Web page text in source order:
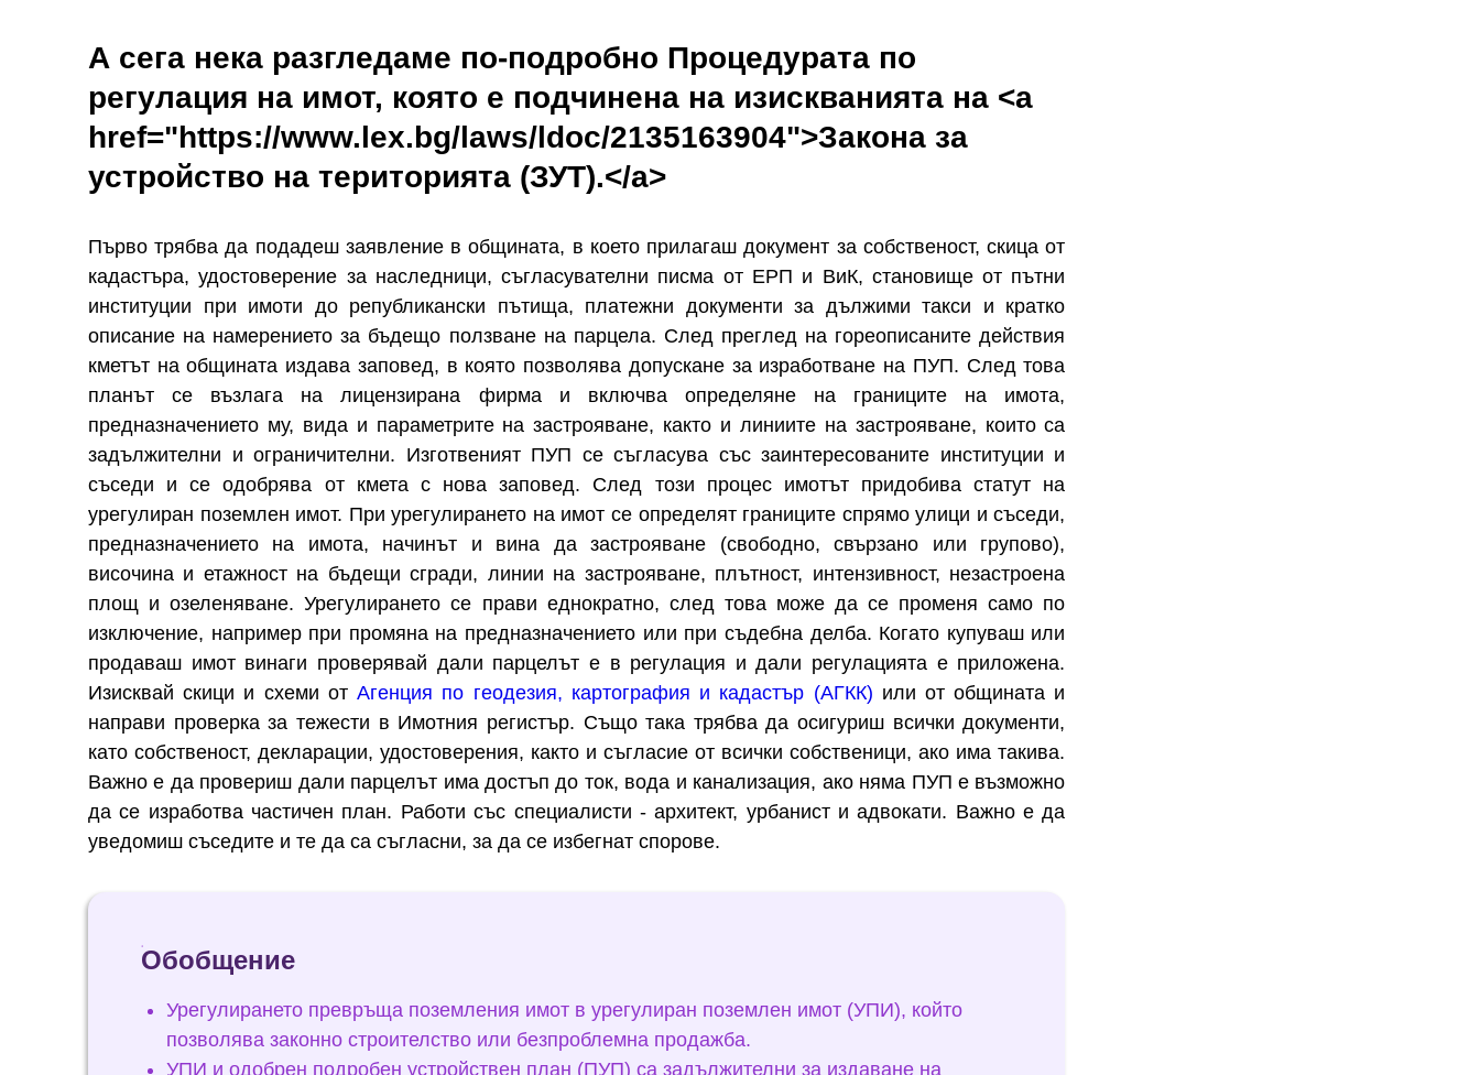
А сега нека разгледаме по-подробно Процедурата по
регулация на имот, която е подчинена на изискванията на <a
href="https://www.lex.bg/laws/ldoc/2135163904">Закона за
устройство на територията (ЗУТ).</a>
Първо трябва да подадеш заявление в общината, в което прилагаш документ за собственост, скица от
кадастъра, удостоверение за наследници, съгласувателни писма от ЕРП и ВиК, становище от пътни
институции при имоти до републикански пътища, платежни документи за дължими такси и кратко
описание на намерението за бъдещо ползване на парцела. След преглед на гореописаните действия
кметът на общината издава заповед, в която позволява допускане за изработване на ПУП. След това
планът се възлага на лицензирана фирма и включва определяне на границите на имота,
предназначението му, вида и параметрите на застрояване, както и линиите на застрояване, които са
задължителни и ограничителни. Изготвеният ПУП се съгласува със заинтересованите институции и
съседи и се одобрява от кмета с нова заповед. След този процес имотът придобива статут на
урегулиран поземлен имот. При урегулирането на имот се определят границите спрямо улици и съседи,
предназначението на имота, начинът и вина да застрояване (свободно, свързано или групово),
височина и етажност на бъдещи сгради, линии на застрояване, плътност, интензивност, незастроена
площ и озеленяване. Урегулирането се прави еднократно, след това може да се променя само по
изключение, например при промяна на предназначението или при съдебна делба. Когато купуваш или
продаваш имот винаги проверявай дали парцелът е в регулация и дали регулацията е приложена.
Изисквай скици и схеми отАгенция по геодезия, картография и кадастър (АГКК) или от общината и
направи проверка за тежести в Имотния регистър. Също така трябва да осигуриш всички документи,
като собственост, декларации, удостоверения, както и съгласие от всички собственици, ако има такива.
Важно е да провериш дали парцелът има достъп до ток, вода и канализация, ако няма ПУП е възможно
да се изработва частичен план. Работи със специалисти - архитект, урбанист и адвокати. Важно е да
уведомиш съседите и те да са съгласни, за да се избегнат спорове.
Обобщение
Урегулирането превръща поземления имот в урегулиран поземлен имот (УПИ), който
позволява законно строителство или безпроблемна продажба.
УПИ и одобрен подробен устройствен план (ПУП) са задължителни за издаване на